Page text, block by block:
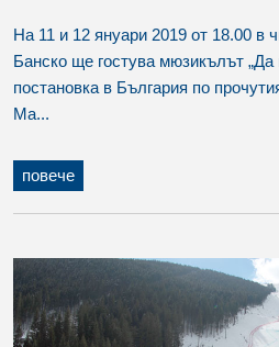
На 11 и 12 януари 2019 от 18.00 в
Банско ще гостува мюзикълът
постановка в България по
Ма...
повече